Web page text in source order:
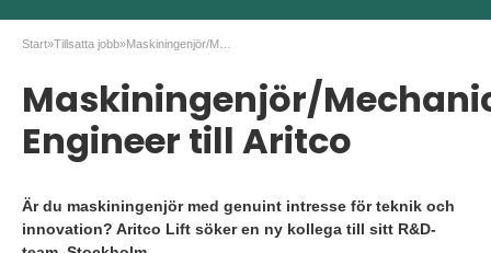
Start»Tillsatta jobb»
Maskiningenjör/
Engineer till Aritco
Är du maskiningenjör med genuint intresse för teknik och
innovation? Aritco Lift söker en ny kollega till sitt R&D-